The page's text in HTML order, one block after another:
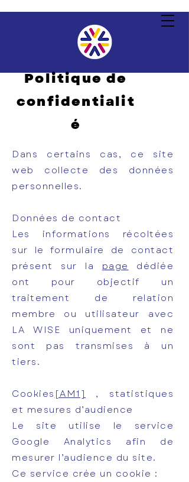
Politique de
confidentialit
é
Dans certains cas, ce site
web collecte des données
personnelles.
Données de contact
Les informations récoltées
sur le formulaire de contact
présent sur la page
dédiée
ont pour objectif un
traitement de relation
membre ou utilisateur avec
LA WISE uniquement et ne
sont pas transmises à un
tiers.
Cookies [AM1]
, statistiques
et mesures d’audience
Le site utilise le service
Google Analytics afin de
mesurer l’audience du site.
Ce service crée un cookie :